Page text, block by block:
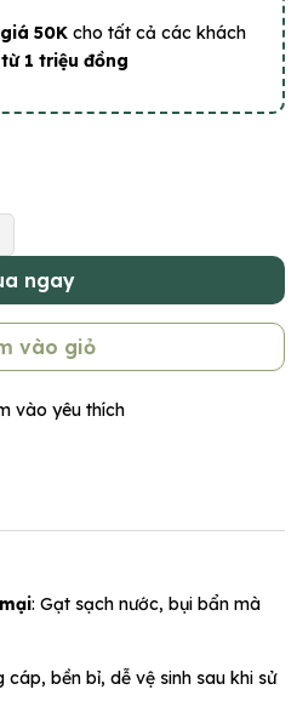
50K cho tất cả các khách
từ 1 triệu đồng
ngay
vào giỏ
vào yêu thích
: Gạt sạch nước, bụi bẩn mà
cáp, bền bỉ, dễ vệ sinh sau khi sử